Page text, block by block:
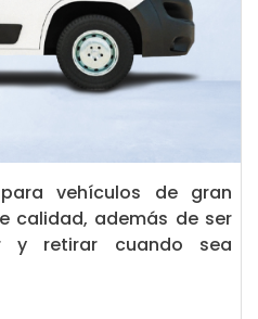
vehículos de gran
calidad, además de ser
y retirar cuando sea